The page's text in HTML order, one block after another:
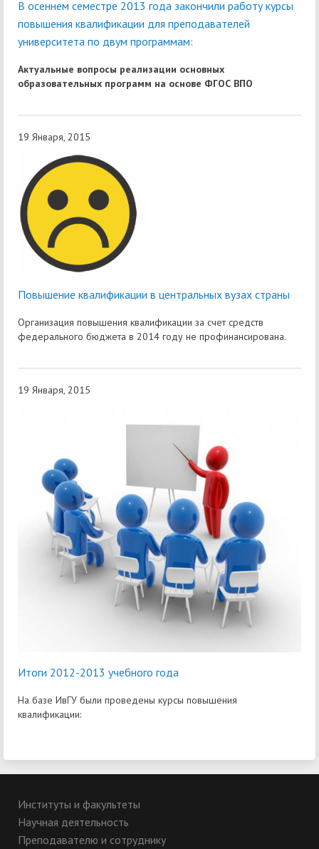
В осеннем семестре 2013 года закончили работу курсы
повышения квалификации для преподавателей
университета по двум программам:
Актуальные вопросы реализации основных
образовательных программ на основе ФГОС ВПО
19 Января, 2015
Повышение квалификации в центральных вузах страны
Организация повышения квалификации за счет средств
федерального бюджета в 2014 году не профинансирована.
19 Января, 2015
Итоги 2012-2013 учебного года
На базе ИвГУ были проведены курсы повышения
квалификации:
Институты и факультеты
Научная деятельность
Преподавателю и сотруднику